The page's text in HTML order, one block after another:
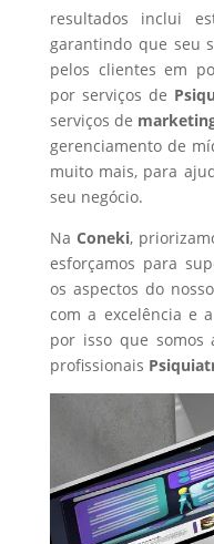
resultados inclui
garantindo que seu
pelos clientes em
por serviços de
serviços de
gerenciamento de
muito mais, para
seu negócio.
Na Coneki,
esforçamos para
os aspectos do
com a excelência e
por isso que somos
profissionais